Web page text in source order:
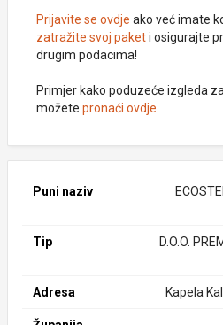
Prijavite se ovdje ako već imate
zatražite svoj paketi osigurajte
drugim podacima!
Primjer kako poduzeće izgleda
možete pronaći ovdje
Puni naziv
Tip
D.O.O.
Adresa Kapela